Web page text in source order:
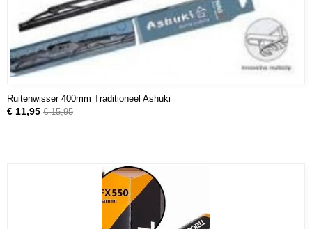
Ruitenwisser 400mm Traditioneel Ashuki
€ 11,95 € 15,95